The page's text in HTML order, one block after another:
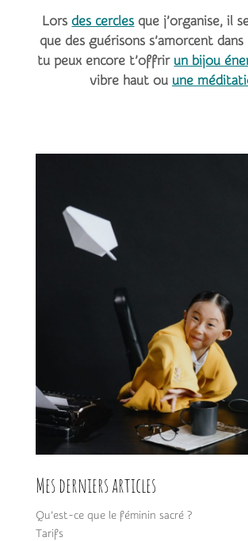
Lorsdes cercles que j’organise, il
que des guérisons s’amorcent
tu peux encore t’offrir un bijou
vibre haut ou une
Mes derniers articles
Qu’est-ce que le féminin sacré ?
Tarifs